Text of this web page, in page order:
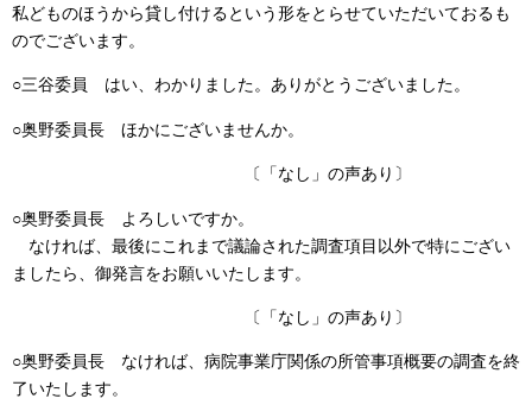
私どものほうから貸し付けるという形をとらせていただいておるも
のでございます。
○三谷委員 はい、わかりました。ありがとうございました。
○奥野委員長 ほかにございませんか。
〔「なし」の声あり〕
○奥野委員長 よろしいですか。
なければ、最後にこれまで議論された調査項目以外で特にござい
ましたら、御発言をお願いいたします。
〔「なし」の声あり〕
○奥野委員長 なければ、病院事業庁関係の所管事項概要の調査を終
了いたします。